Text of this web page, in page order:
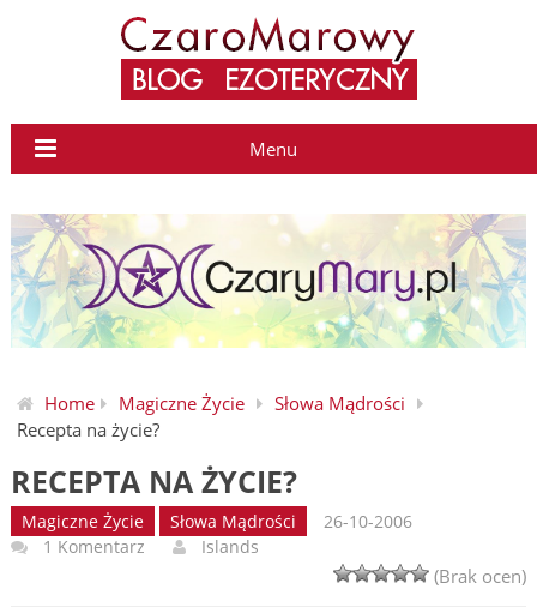
Menu
Home Magiczne Życie
Słowa Mądrości
Recepta na życie?
RECEPTA NA ŻYCIE?
Magiczne Życie Słowa Mądrości
26-10-2006
1 Komentarz
Islands
(Brak ocen)